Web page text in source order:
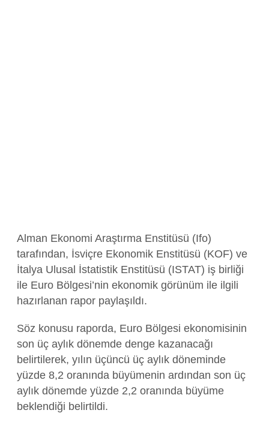
Alman Ekonomi Araştırma Enstitüsü (Ifo)
tarafından, İsviçre Ekonomik Enstitüsü (KOF) ve
İtalya Ulusal İstatistik Enstitüsü (ISTAT) iş birliği
ile Euro Bölgesi’nin ekonomik görünüm ile ilgili
hazırlanan rapor paylaşıldı.
Söz konusu raporda, Euro Bölgesi ekonomisinin
son üç aylık dönemde denge kazanacağı
belirtilerek, yılın üçüncü üç aylık döneminde
yüzde 8,2 oranında büyümenin ardından son üç
aylık dönemde yüzde 2,2 oranında büyüme
beklendiği belirtildi.